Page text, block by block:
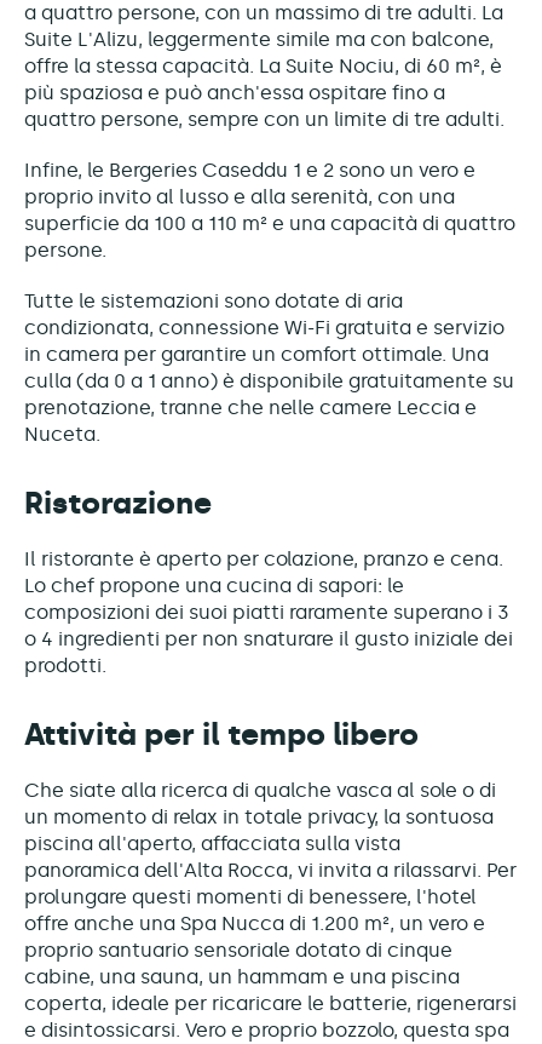
a quattro persone, con un massimo di tre adulti. La
Suite L'Alizu, leggermente simile ma con balcone,
offre la stessa capacità. La Suite Nociu, di 60 m², è
più spaziosa e può anch'essa ospitare fino a
quattro persone, sempre con un limite di tre adulti.
Infine, le Bergeries Caseddu 1 e 2 sono un vero e
proprio invito al lusso e alla serenità, con una
superficie da 100 a 110 m² e una capacità di quattro
persone.
Tutte le sistemazioni sono dotate di aria
condizionata, connessione Wi-Fi gratuita e servizio
in camera per garantire un comfort ottimale. Una
culla (da 0 a 1 anno) è disponibile gratuitamente su
prenotazione, tranne che nelle camere Leccia e
Nuceta.
Ristorazione
Il ristorante è aperto per colazione, pranzo e cena.
Lo chef propone una cucina di sapori: le
composizioni dei suoi piatti raramente superano i 3
o 4 ingredienti per non snaturare il gusto iniziale dei
prodotti.
Attività per il tempo libero
Che siate alla ricerca di qualche vasca al sole o di
un momento di relax in totale privacy, la sontuosa
piscina all'aperto, affacciata sulla vista
panoramica dell'Alta Rocca, vi invita a rilassarvi. Per
prolungare questi momenti di benessere, l'hotel
offre anche una Spa Nucca di 1.200 m², un vero e
proprio santuario sensoriale dotato di cinque
cabine, una sauna, un hammam e una piscina
coperta, ideale per ricaricare le batterie, rigenerarsi
e disintossicarsi. Vero e proprio bozzolo, questa spa